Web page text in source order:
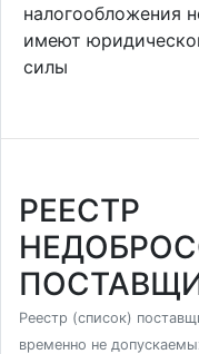
налогообложения
имеют
силы
РЕЕСТР
Реестр (список)
временно не